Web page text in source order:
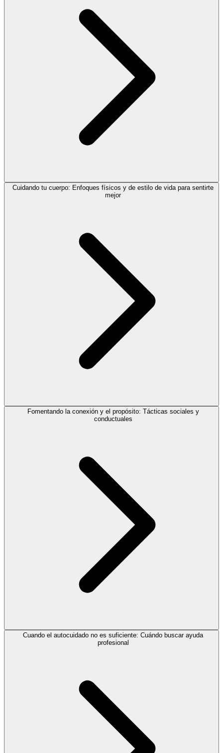
Cuidando tu cuerpo: Enfoques físicos y de estilo de vida para sentirte
mejor
Fomentando la conexión y el propósito: Tácticas sociales y
conductuales
Cuando el autocuidado no es suficiente: Cuándo buscar ayuda
profesional